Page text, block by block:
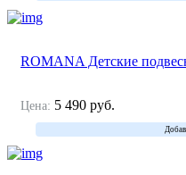
ROMANA Детские
Цена: 5 490 руб.